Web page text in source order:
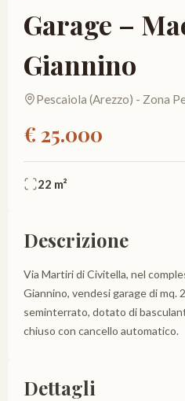
Garage –
Giannino
Pescaiola (Arezzo) - Zona
€ 25.000
22 m²
Descrizione
Via Martiri di Civitella, nel
Giannino, vendesi garage di mq.
seminterrato, dotato di
chiuso con cancello automatico.
Dettagli